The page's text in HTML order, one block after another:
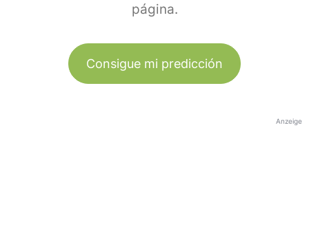
página.
Consigue mi predicción
Anzeige